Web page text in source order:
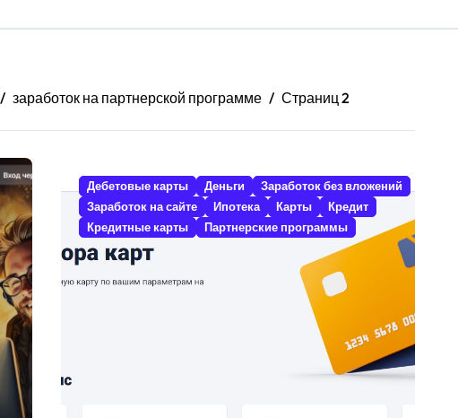
заработок на партнерской программе Страниц 2
Дебетовые карты Деньги
Заработок без вложений
Заработок на сайте
Ипотека Карты
Кредит
Кредитные карты
Партнерские программы